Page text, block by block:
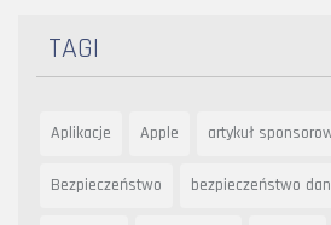
TAGI
Aplikacje Apple artykuł
Bezpieczeństwo bezpieczeństwo